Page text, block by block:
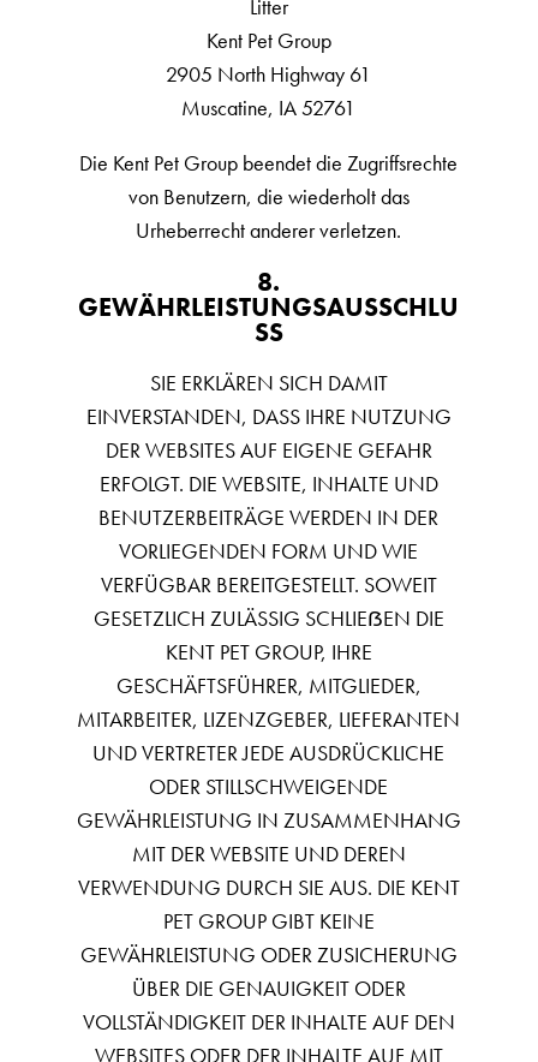
Litter
Kent Pet Group
2905 North Highway 61
Muscatine, IA 52761
Die Kent Pet Group beendet die Zugriffsrechte
von Benutzern, die wiederholt das
Urheberrecht anderer verletzen.
8.
GEWÄHRLEISTUNGSAUSSCHLU
SS
SIE ERKLÄREN SICH DAMIT
EINVERSTANDEN, DASS IHRE NUTZUNG
DER WEBSITES AUF EIGENE GEFAHR
ERFOLGT. DIE WEBSITE, INHALTE UND
BENUTZERBEITRÄGE WERDEN IN DER
VORLIEGENDEN FORM UND WIE
VERFÜGBAR BEREITGESTELLT. SOWEIT
GESETZLICH ZULÄSSIG SCHLIEẞEN DIE
KENT PET GROUP, IHRE
GESCHÄFTSFÜHRER, MITGLIEDER,
MITARBEITER, LIZENZGEBER, LIEFERANTEN
UND VERTRETER JEDE AUSDRÜCKLICHE
ODER STILLSCHWEIGENDE
GEWÄHRLEISTUNG IN ZUSAMMENHANG
MIT DER WEBSITE UND DEREN
VERWENDUNG DURCH SIE AUS. DIE KENT
PET GROUP GIBT KEINE
GEWÄHRLEISTUNG ODER ZUSICHERUNG
ÜBER DIE GENAUIGKEIT ODER
VOLLSTÄNDIGKEIT DER INHALTE AUF DEN
WEBSITES ODER DER INHALTE AUF MIT